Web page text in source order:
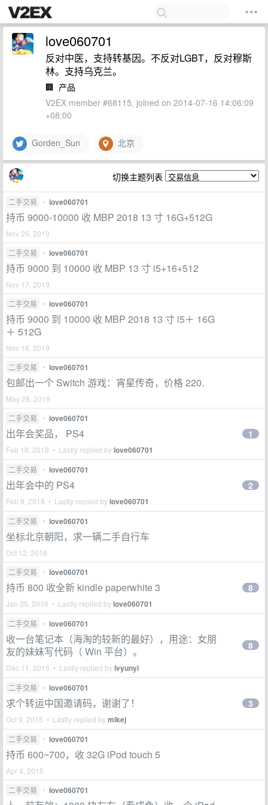
love060701
反对中医，支持转基因。不反对LGBT，反对穆斯
林。支持乌克兰。
🏢 产品
V2EX member #68115, joined on 2014-07-16 14:06:09
+08:00
Gorden_Sun 北京
切换主题列表
二手交易 • love060701
持币 9000-10000 收 MBP 2018 13 寸 16G+512G
Nov 29, 2019
二手交易
• love060701
持币 9000 到 10000 收 MBP 13 寸 i5+16+512
Nov 17, 2019
二手交易
• love060701
持币 9000 到 10000 收 MBP 2018 13 寸 i5＋ 16G
＋ 512G
Nov 16, 2019
二手交易
• love060701
包邮出一个 Switch 游戏：宵星传奇，价格 220.
May 28, 2019
二手交易
• love060701
出年会奖品， PS4
Feb 18, 2018 • Lastly replied bylove060701
1
二手交易 • love060701
出年会中的 PS4
Feb 8, 2018 • Lastly replied bylove060701
2
二手交易 • love060701
坐标北京朝阳，求一辆二手自行车
Oct 12, 2016
二手交易
• love060701
持币 800 收全新 kindle paperwhite 3
Jan 25, 2016 • Lastly replied bylove060701
8
二手交易 • love060701
收一台笔记本（海淘的较新的最好），用途：女朋
友的妹妹写代码（ Win 平台）。
Dec 11, 2015 • Lastly replied bylvyunyi
8
二手交易 • love060701
求个转运中国邀请码，谢谢了！
Oct 9, 2015 • Lastly replied bymikej
3
二手交易 • love060701
持币 600~700，收 32G iPod touch 5
Apr 4, 2015
二手交易
• love060701